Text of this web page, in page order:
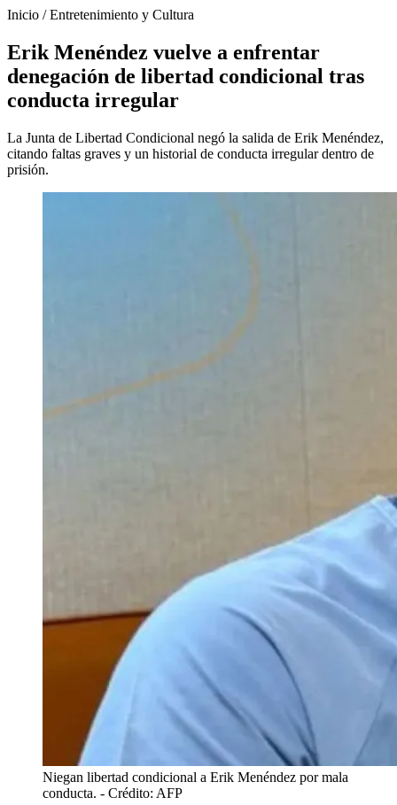
Inicio /Entretenimiento y Cultura
Erik Menéndez vuelve a enfrentar
denegación de libertad condicional tras
conducta irregular
La Junta de Libertad Condicional negó la salida de Erik Menéndez,
citando faltas graves y un historial de conducta irregular dentro de
prisión.
Niegan libertad condicional a Erik Menéndez por mala
conducta. - Crédito: AFP